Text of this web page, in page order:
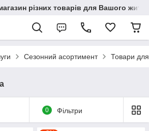
різних товарів для Вашого
Сезонний асортимент Товари для
0 Фільтри